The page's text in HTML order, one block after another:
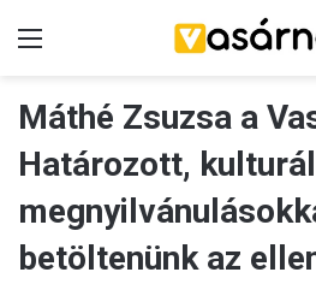
Máthé Zsuzsa a
Határozott,
betöltenünk az